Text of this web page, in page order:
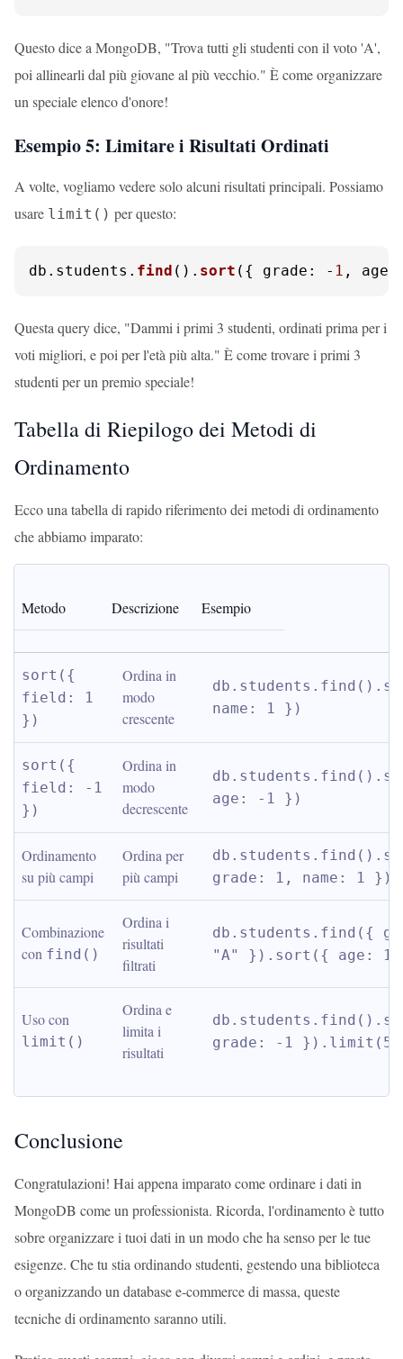
Questo dice a MongoDB, "Trova tutti gli studenti con il voto 'A',
poi allinearli dal più giovane al più vecchio." È come organizzare
un speciale elenco d'onore!
Esempio 5: Limitare i Risultati Ordinati
A volte, vogliamo vedere solo alcuni risultati principali. Possiamo
usare limit() per questo:
db. students . find (). sort ({ grade : - 1 , age
Questa query dice, "Dammi i primi 3 studenti, ordinati prima per i
voti migliori, e poi per l'età più alta." È come trovare i primi 3
studenti per un premio speciale!
Tabella di Riepilogo dei Metodi di
Ordinamento
Ecco una tabella di rapido riferimento dei metodi di ordinamento
che abbiamo imparato:
Metodo Descrizione Esempio
sort({
field: 1
})
Ordina in
modo
crescente
name: 1 })
sort({
field: -1
})
Ordina in
modo
decrescente
age: -1 })
Ordinamento
su più campi
Ordina per
più campi
grade: 1, name: 1 })
Combinazione
con find()
Ordina i
risultati
filtrati
db.students.find({
"A" }).sort({ age: 1
limit()
Ordina e
limita i
risultati
grade: -1 }).limit(5)
Conclusione
Congratulazioni! Hai appena imparato come ordinare i dati in
MongoDB come un professionista. Ricorda, l'ordinamento è tutto
sobre organizzare i tuoi dati in un modo che ha senso per le tue
esigenze. Che tu stia ordinando studenti, gestendo una biblioteca
o organizzando un database e-commerce di massa, queste
tecniche di ordinamento saranno utili.